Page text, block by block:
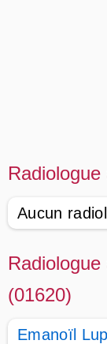
Aucun
(01620)
Emanoïl